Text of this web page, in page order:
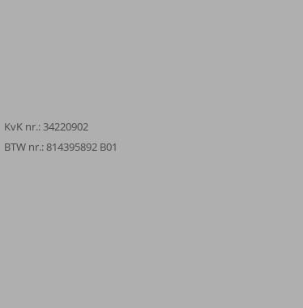
KvK nr.: 34220902
BTW nr.: 814395892 B01